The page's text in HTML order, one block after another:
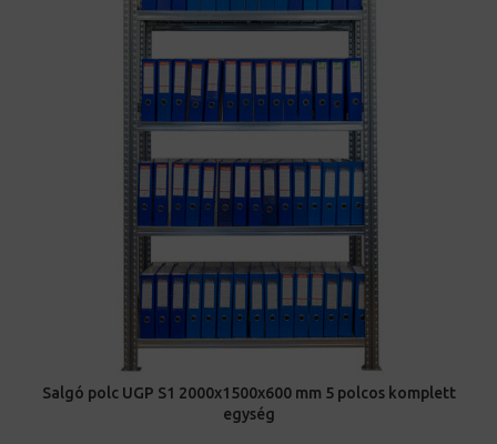
Salgó polc UGP S1 2000x1500x600 mm 5 polcos komplett
egység